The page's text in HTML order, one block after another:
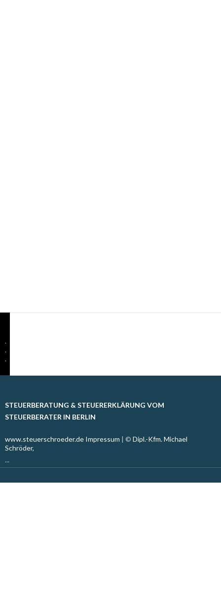
.
.
.
STEUERBERATUNG & STEUERERKLÄRUNG VOM
STEUERBERATER IN BERLIN
www.steuerschroeder.de Impressum | © Dipl.-Kfm. Michael
Schröder,
...